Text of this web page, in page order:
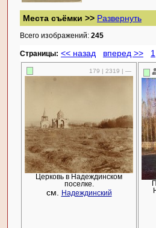
Места съёмки >> Развернуть
Всего изображений: 245
Cтраницы: << назад вперед >> 1
179 | 2319 | —
Церковь в Надеждинском
поселке.
см. Надеждинский